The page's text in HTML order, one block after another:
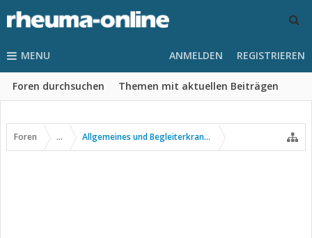
MENU
Foren durchsuchen Themen mit aktuellen Beiträgen
ANMELDEN REGISTRIEREN
Foren ... Allgemeines und Begleiterkrankungen